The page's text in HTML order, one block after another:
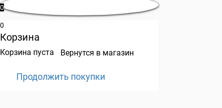
0
0
Корзина
Корзина пуста Вернутся в магазин
Продолжить покупки